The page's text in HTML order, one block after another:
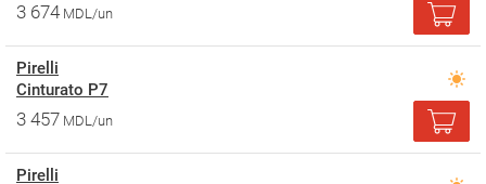
3 674 MDL/un
Pirelli
Cinturato P7
3 457 MDL/un
Pirelli